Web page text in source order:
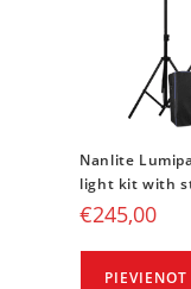
Nanlite
light kit with
€245,00